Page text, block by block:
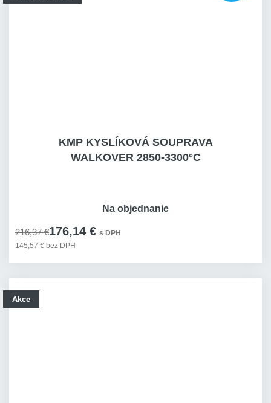
KMP KYSLÍKOVÁ SOUPRAVA
WALKOVER 2850-3300°C
216,37 €176,14 € s DPH
145,57 € bez DPH
Na objednanie
Akce